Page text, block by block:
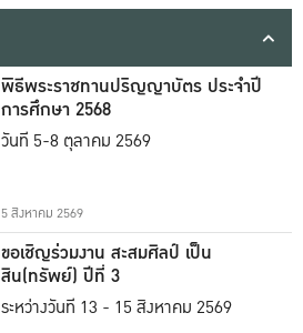
พิธีพระราชทานปริญญาบัตร ประจำปี
การศึกษา 2568
วันที่ 5-8 ตุลาคม 2569
5 สิงหาคม 2569
ขอเชิญร่วมงาน สะสมศิลป์ เป็น
สิน(ทรัพย์) ปีที่ 3
ระหว่างวันที่ 13 - 15 สิงหาคม 2569